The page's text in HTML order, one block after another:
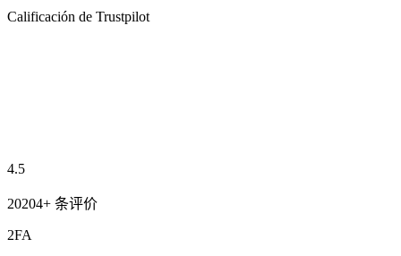
Calificación de Trustpilot
4.5
20204+ 条评价
2FA